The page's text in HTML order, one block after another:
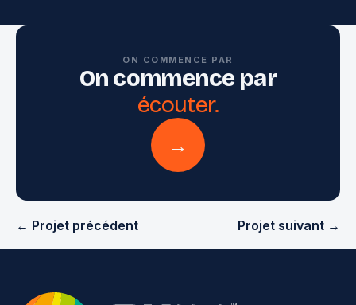
ON COMMENCE PAR
On commence par
écouter.
→
← Projet précédent Projet suivant →